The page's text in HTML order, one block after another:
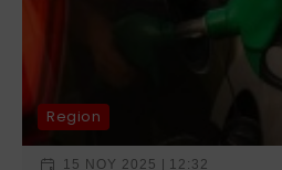
Region
15 NOY 2025 | 12:32